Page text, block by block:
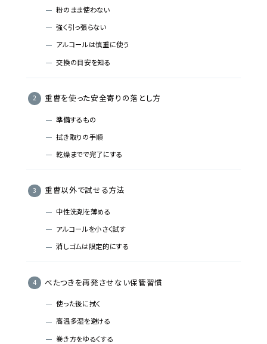
粉のまま使わない
強く引っ張らない
アルコールは慎重に使う
交換の目安を知る
重曹を使った安全寄りの落とし方
準備するもの
拭き取りの手順
乾燥までで完了にする
重曹以外で試せる方法
中性洗剤を薄める
アルコールを小さく試す
消しゴムは限定的にする
べたつきを再発させない保管習慣
使った後に拭く
高温多湿を避ける
巻き方をゆるくする